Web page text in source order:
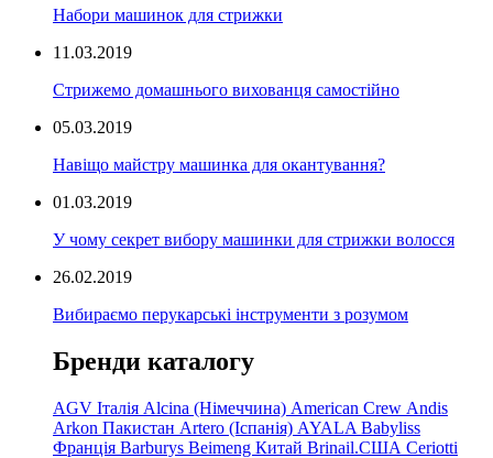
Набори машинок для стрижки
11.03.2019
Стрижемо домашнього вихованця самостійно
05.03.2019
Навіщо майстру машинка для окантування?
01.03.2019
У чому секрет вибору машинки для стрижки волосся
26.02.2019
Вибираємо перукарські інструменти з розумом
Бренди каталогу
AGV Італія Alcina (Німеччина) American Crew Andis
Arkon Пакистан Artero (Іспанія) AYALA Babyliss
Франція Barburys Beimeng Китай Brinail.США Ceriotti